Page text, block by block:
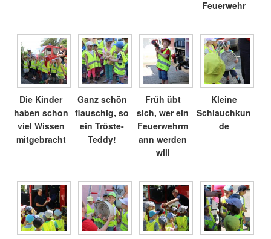
Feuerwehr
Die Kinder
haben schon
viel Wissen
mitgebracht
Ganz schön
flauschig, so
ein Tröste-
Teddy!
Früh übt
sich, wer ein
Feuerwehrm
ann werden
will
Kleine
Schlauchkun
de